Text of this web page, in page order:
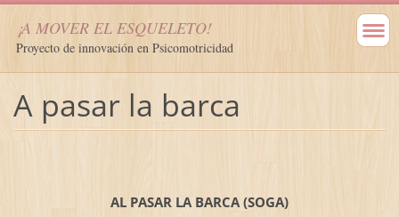
¡A MOVER EL ESQUELETO!
Proyecto de innovación en Psicomotricidad
A pasar la barca
AL PASAR LA BARCA (SOGA)